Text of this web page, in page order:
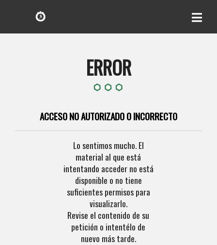
ERROR
ACCESO NO AUTORIZADO O INCORRECTO
Lo sentimos mucho. El
material al que está
intentando acceder no está
disponible o no tiene
suficientes permisos para
visualizarlo.
Revise el contenido de su
petición o intentélo de
nuevo más tarde.